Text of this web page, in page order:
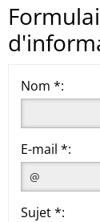
Nom *:
E-mail *:
Sujet *: